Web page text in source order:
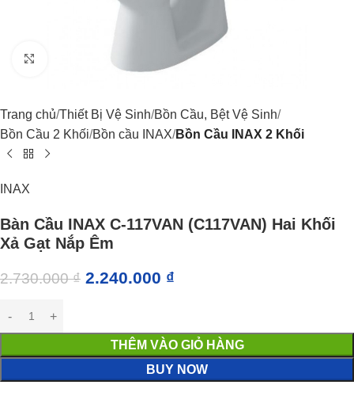
Trang chủ Thiết Bị Vệ Sinh Bồn Cầu, Bệt Vệ Sinh
Bồn Cầu 2 Khối Bồn cầu INAX Bồn Cầu INAX 2 Khối
INAX
Bàn Cầu INAX C-117VAN (C117VAN) Hai Khối
Xả Gạt Nắp Êm
2.730.000₫ 2.240.000 ₫
THÊM VÀO GIỎ HÀNG
BUY NOW